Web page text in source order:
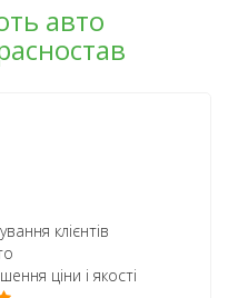
авто
клієнтів
ціни і якості